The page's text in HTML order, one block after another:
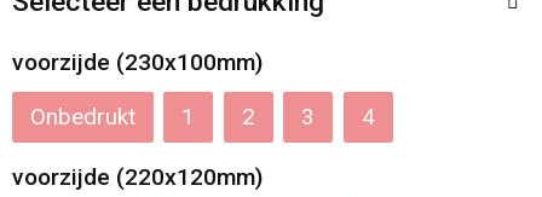
Schoenentassen
Sporttassen
Schoudertassen
Sweaters
Overhemden
Ademhalingsbescherming
voorzijde (230x100mm)
Onbedrukt 1 2 3 4
voorzijde (220x120mm)